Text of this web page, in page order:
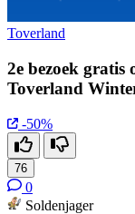
Toverland
2e bezoek
Toverland
-50%
76
0
Soldenjager